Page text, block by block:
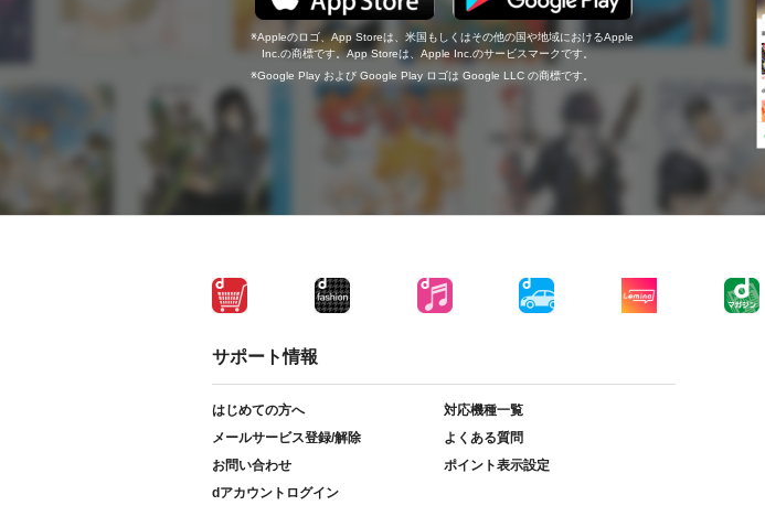
Appleのロゴ、App Storeは、米国もしくはその他の国や地域におけるApple
Inc.の商標です。App Storeは、Apple Inc.のサービスマークです。
Google Play および Google Play ロゴは Google LLC の商標です。
サポート情報
はじめての方へ
対応機種一覧
メールサービス登録/解除
よくある質問
お問い合わせ
ポイント表示設定
dアカウントログイン